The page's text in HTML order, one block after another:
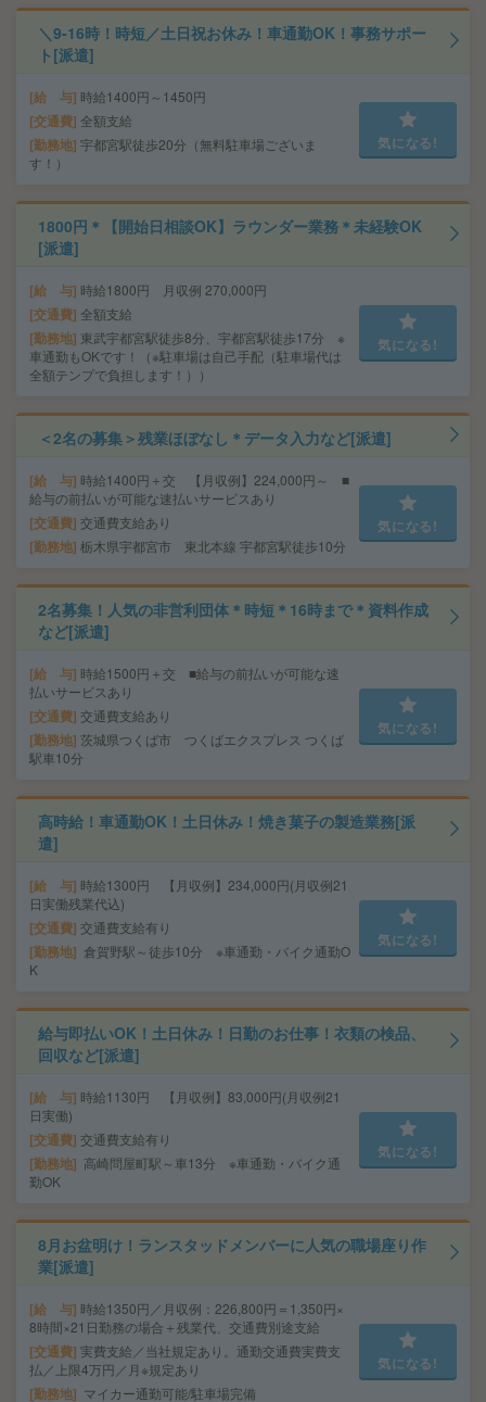
＼9-16時！時短／土日祝お休み！車通勤OK！事務サポー
ト[派遣]
給 与 時給1400円～1450円
交通費 全額支給
勤務地 宇都宮駅徒歩20分（無料駐車場ございま
す！）
気になる!
1800円＊【開始日相談OK】ラウンダー業務＊未経験OK
[派遣]
給 与 時給1800円 月収例 270,000円
交通費 全額支給
勤務地 東武宇都宮駅徒歩8分、宇都宮駅徒歩17分 ※
車通勤もOKです！（※駐車場は自己手配（駐車場代は
全額テンプで負担します！））
気になる!
＜2名の募集＞残業ほぼなし＊データ入力など[派遣]
給 与 時給1400円＋交 【月収例】224,000円～ ■
給与の前払いが可能な速払いサービスあり
交通費 交通費支給あり
勤務地 栃木県宇都宮市 東北本線 宇都宮駅徒歩10分
気になる!
2名募集！人気の非営利団体＊時短＊16時まで＊資料作成
など[派遣]
給 与 時給1500円＋交 ■給与の前払いが可能な速
払いサービスあり
交通費 交通費支給あり
勤務地 茨城県つくば市 つくばエクスプレス つくば
駅車10分
気になる!
高時給！車通勤OK！土日休み！焼き菓子の製造業務[派
遣]
給 与 時給1300円 【月収例】234,000円(月収例21
日実働残業代込)
交通費 交通費支給有り
勤務地
倉賀野駅～徒歩10分 ※車通勤・バイク通勤O
K
気になる!
給与即払いOK！土日休み！日勤のお仕事！衣類の検品、
回収など[派遣]
給 与 時給1130円 【月収例】83,000円(月収例21
日実働)
交通費 交通費支給有り
勤務地
高崎問屋町駅～車13分 ※車通勤・バイク通
勤OK
気になる!
8月お盆明け！ランスタッドメンバーに人気の職場座り作
業[派遣]
給 与 時給1350円／月収例：226,800円＝1,350円×
8時間×21日勤務の場合＋残業代、交通費別途支給
交通費 実費支給／当社規定あり。通勤交通費実費支
払／上限4万円／月※規定あり
勤務地 マイカー通勤可能/駐車場完備
気になる!